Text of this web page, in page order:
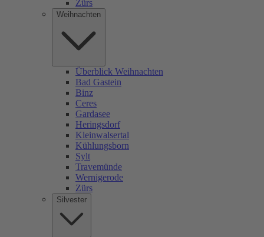
Zürs
Weihnachten
Überblick Weihnachten
Bad Gastein
Binz
Ceres
Gardasee
Heringsdorf
Kleinwalsertal
Kühlungsborn
Sylt
Travemünde
Wernigerode
Zürs
Silvester